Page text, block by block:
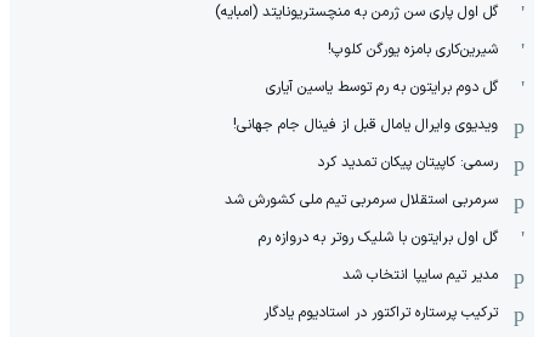
گل اول پاری سن ژرمن به منچستریونایتد (امبایه)
شیرین‌کاری بامزه یورگن کلوپ!
گل دوم برایتون به رم توسط یاسین آیاری
ویدیوی وایرال یامال قبل از فینال جام جهانی!
رسمی: کاپیتان پیکان تمدید کرد
سرمربی استقلال سرمربی تیم ملی کشورش شد
گل اول برایتون با شلیک روتر به دروازه رم
مدیر تیم سایپا انتخاب شد
ترکیب پرستاره تراکتور در استادیوم یادگار